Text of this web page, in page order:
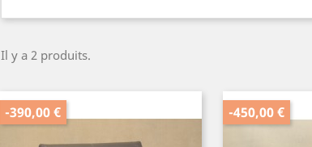
Il y a 2 produits.
-390,00 € -450,00 €